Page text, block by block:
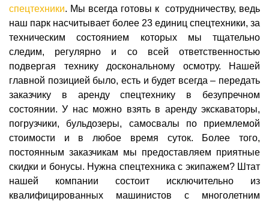
спецтехники. Мы всегда готовы к сотрудничеству, ведь
наш парк насчитывает более 23 единиц спецтехники, за
техническим состоянием которых мы тщательно
следим, регулярно и со всей ответственностью
подвергая технику доскональному осмотру. Нашей
главной позицией было, есть и будет всегда – передать
заказчику в аренду спецтехнику в безупречном
состоянии. У нас можно взять в аренду экскаваторы,
погрузчики, бульдозеры, самосвалы по приемлемой
стоимости и в любое время суток. Более того,
постоянным заказчикам мы предоставляем приятные
скидки и бонусы. Нужна спецтехника с экипажем? Штат
нашей компании состоит исключительно из
квалифицированных машинистов с многолетним